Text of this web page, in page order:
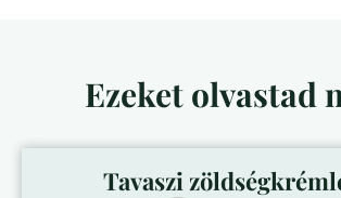
Ezeket olvastad
Tavaszi